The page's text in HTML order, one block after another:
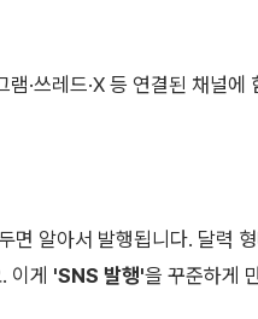
·쓰레드·X 등 연결된 채널
면 알아서 발행됩니다. 달력
이게 'SNS 발행'을 꾸준하게